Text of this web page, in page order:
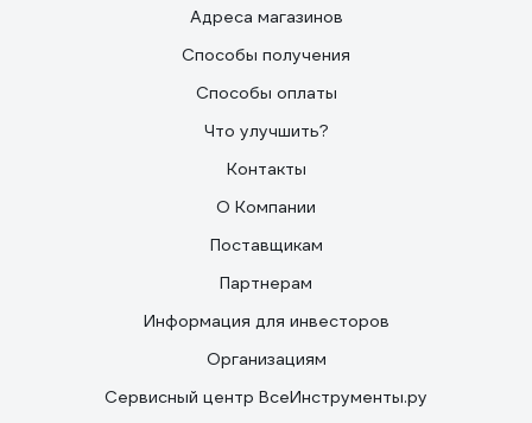
Адреса магазинов
Способы получения
Способы оплаты
Что улучшить?
Контакты
О Компании
Поставщикам
Партнерам
Информация для инвесторов
Организациям
Сервисный центр ВсеИнструменты.ру